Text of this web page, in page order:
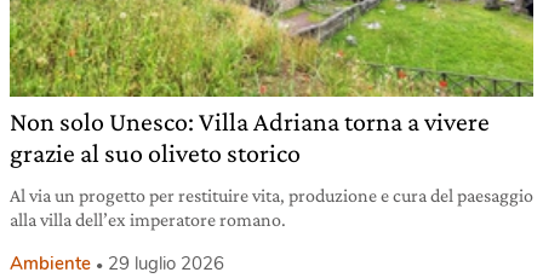
Non solo Unesco: Villa Adriana torna a vivere
grazie al suo oliveto storico
Al via un progetto per restituire vita, produzione e cura del paesaggio
alla villa dell’ex imperatore romano.
Ambiente 29 luglio 2026